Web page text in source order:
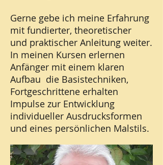
Gerne gebe ich meine Erfahrung
mit fundierter, theoretischer
und praktischer Anleitung weiter.
In meinen Kursen erlernen
Anfänger mit einem klaren
Aufbau die Basistechniken,
Fortgeschrittene erhalten
Impulse zur Entwicklung
individueller Ausdrucksformen
und eines persönlichen Malstils.